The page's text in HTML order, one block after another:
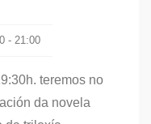
- 21:00
teremos no
da novela